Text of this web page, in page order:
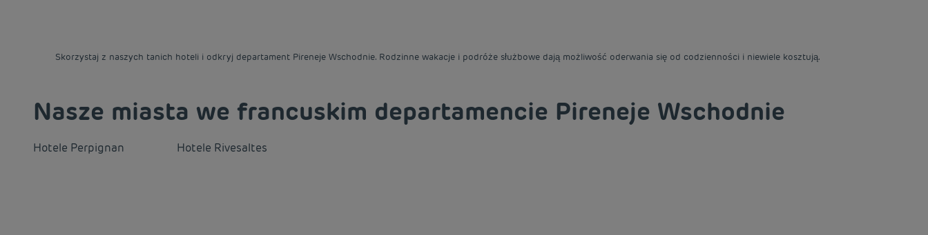
Skorzystaj z naszych tanich hoteli i odkryj departament Pireneje Wschodnie. Rodzinne wakacje i podróże służbowe dają możliwość oderwania się od codzienności i niewiele kosztują.
Nasze miasta we francuskim departamencie Pireneje Wschodnie
Hotele Perpignan Hotele Rivesaltes